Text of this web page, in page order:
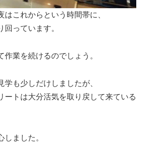
はこれからという時間帯に、
回っています。
作業を続けるのでしょう。
学も少しだけしましたが、
ートは大分活気を取り戻して来ている
しました。